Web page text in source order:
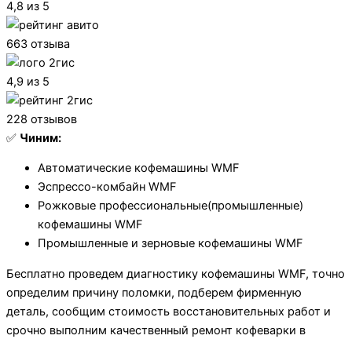
4,8 из 5
663 отзыва
4,9 из 5
228 отзывов
✅ Чиним:
Автоматические кофемашины WMF
Эспрессо-комбайн WMF
Рожковые профессиональные(промышленные)
кофемашины WMF
Промышленные и зерновые кофемашины WMF
Бесплатно проведем диагностику кофемашины WMF, точно
определим причину поломки, подберем фирменную
деталь, сообщим стоимость восстановительных работ и
срочно выполним качественный ремонт кофеварки в